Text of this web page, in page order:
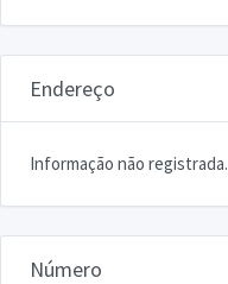
Endereço
Informação não registrada.
Número